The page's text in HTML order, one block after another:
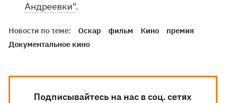
Андреевки".
Новости по теме: Оскар фильм Кино
премия
Документальное кино
Подписывайтесь на нас в соц. сетях